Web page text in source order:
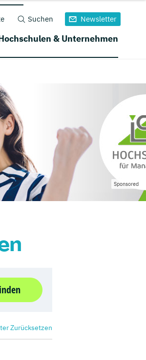
Suchen Newsletter
& Unternehmen
Sponsored
Zurücksetzen